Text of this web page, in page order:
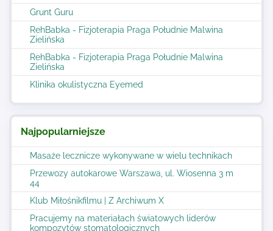
Grunt Guru
RehBabka - Fizjoterapia Praga Południe Malwina
Zielińska
RehBabka - Fizjoterapia Praga Południe Malwina
Zielińska
Klinika okulistyczna Eyemed
Najpopularniejsze
Masaże lecznicze wykonywane w wielu technikach
Przewozy autokarowe Warszawa, ul. Wiosenna 3 m
44
Klub Miłośnikfilmu | Z Archiwum X
Pracujemy na materiałach światowych liderów
kompozytów stomatologicznych